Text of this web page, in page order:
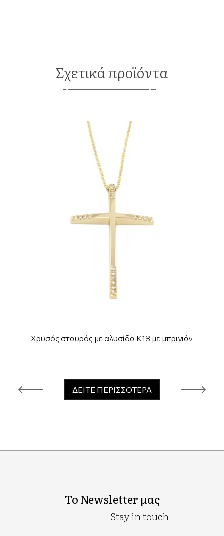
Σχετικά προϊόντα
Χρυσός σταυρός με αλυσίδα Κ18 με μπριγιάν
ΔΕΙΤΕ ΠΕΡΙΣΣΟΤΕΡΑ
Το Newsletter μας
Stay in touch